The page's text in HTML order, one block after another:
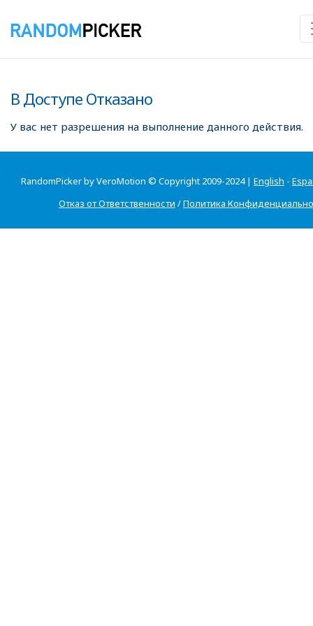
В Доступе Отказано
У вас нет разрешения на выполнение данного действия.
RandomPicker by VeroMotion © Copyright 2009-2024 | English -
Отказ от Ответственности /Политика